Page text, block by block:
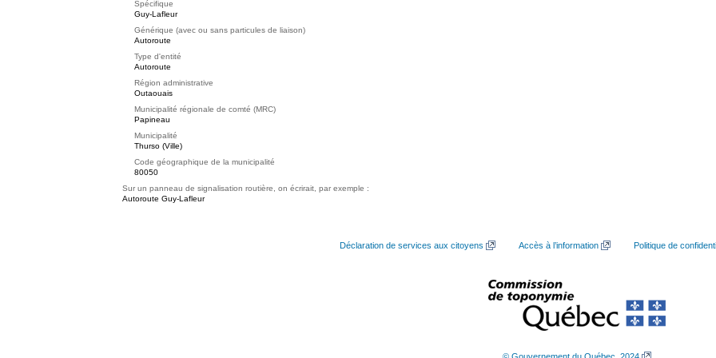
Spécifique
Guy-Lafleur
Générique (avec ou sans particules de liaison)
Autoroute
Type d'entité
Autoroute
Région administrative
Outaouais
Municipalité régionale de comté (MRC)
Papineau
Municipalité
Thurso (Ville)
Code géographique de la municipalité
80050
Sur un panneau de signalisation routière, on écrirait, par exemple :
Autoroute Guy-Lafleur
Déclaration de services aux citoyens Accès à l’information Politique de